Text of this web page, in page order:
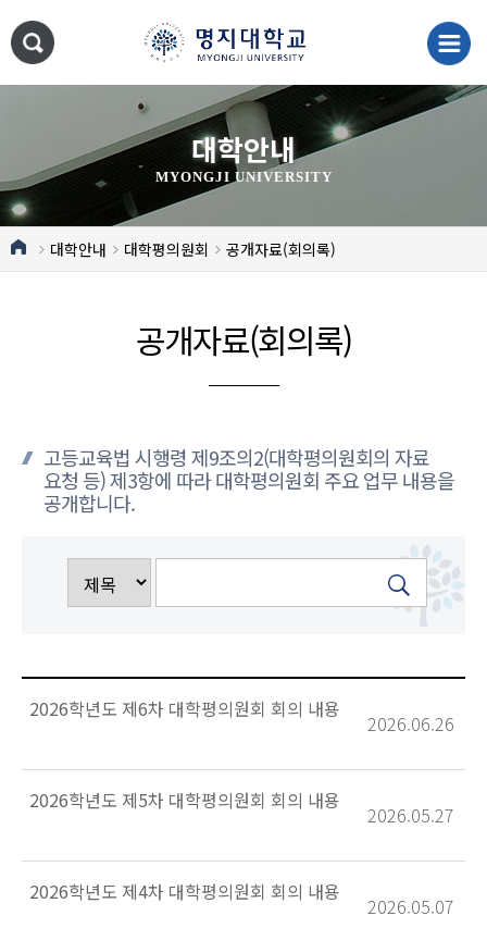
대학안내
MYONGJI UNIVERSITY
대학안내 대학평의원회 공개자료(회의록)
공개자료(회의록)
고등교육법 시행령 제9조의2(대학평의원회의 자료
요청 등) 제3항에 따라 대학평의원회 주요 업무 내용을
공개합니다.
2026학년도 제6차 대학평의원회 회의 내용
2026.06.26
2026학년도 제5차 대학평의원회 회의 내용
2026.05.27
2026학년도 제4차 대학평의원회 회의 내용
2026.05.07